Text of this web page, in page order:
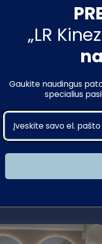
medicininį išsilavinimą
joga, rytinė mankšta
(balansinės
„LR
Gaukite naudingus
specialius